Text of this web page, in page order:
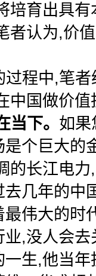
培育出具
者认为,价
程中,笔
中国做价
下。 如果
个巨大的
的长江电
几年的中
伟大的时
,没人会
生,他当